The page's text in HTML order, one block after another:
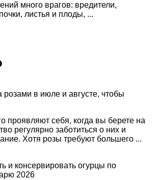
много врагов: вредители,
листья и плоды, ...
розами в июле и августе, чтобы
проявляют себя, когда вы берете на
регулярно заботиться о них и
Хотя розы требуют большего ...
и консервировать огурцы по
2026